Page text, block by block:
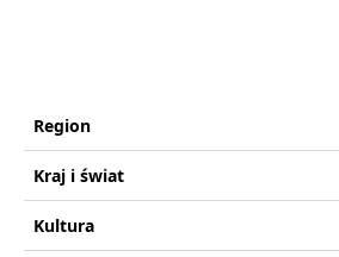
Region
Kraj i świat
Kultura